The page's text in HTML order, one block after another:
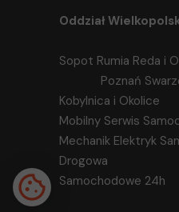
Oddział
Gdańśk
Sopot Rumia
Poznań
Kobylnica i Okolice
Mobilny Serwis
Mechanik Elektryk
Drogowa
Samochodowe 24h